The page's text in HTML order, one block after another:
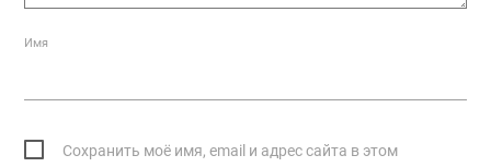
Имя
Сохранить моё имя, email и адрес сайта в этом